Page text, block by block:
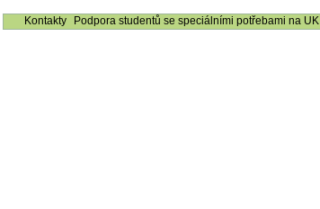
Kontakty
Podpora studentů se speciálními potřebami na UK